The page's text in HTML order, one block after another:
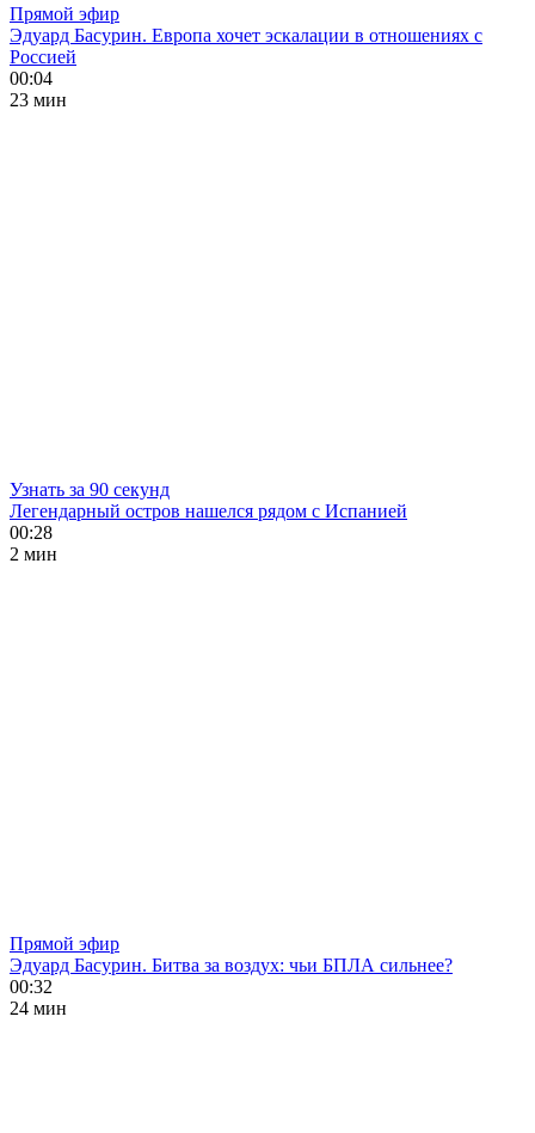
Прямой эфир
Эдуард Басурин. Европа хочет эскалации в отношениях с
Россией
00:04
23 мин
Узнать за 90 секунд
Легендарный остров нашелся рядом с Испанией
00:28
2 мин
Прямой эфир
Эдуард Басурин. Битва за воздух: чьи БПЛА сильнее?
00:32
24 мин